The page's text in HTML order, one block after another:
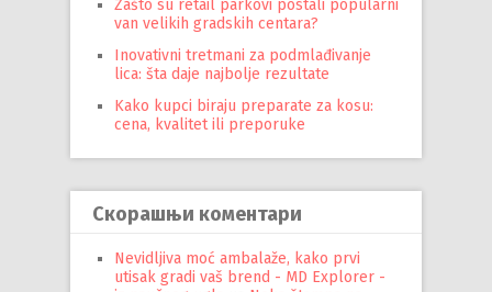
Zašto su retail parkovi postali popularni
van velikih gradskih centara?
Inovativni tretmani za podmlađivanje
lica: šta daje najbolje rezultate
Kako kupci biraju preparate za kosu:
cena, kvalitet ili preporuke
Скорашњи коментари
Nevidljiva moć ambalaže, kako prvi
utisak gradi vaš brend - MD Explorer -